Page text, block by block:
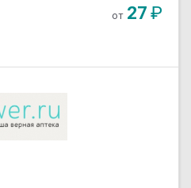
от 27₽